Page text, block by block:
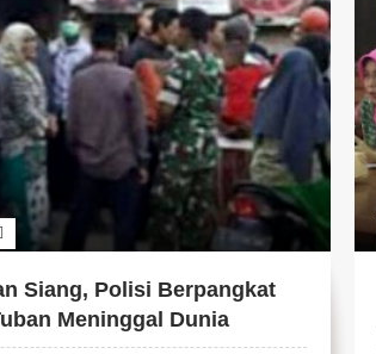
Siang, Polisi Berpangkat
Meninggal Dunia